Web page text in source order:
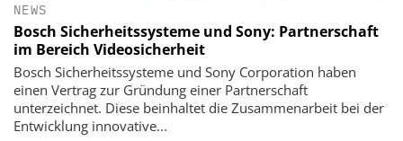
NEWS
Bosch Sicherheitssysteme und Sony: Partnerschaft
im Bereich Videosicherheit
Bosch Sicherheitssysteme und Sony Corporation haben
einen Vertrag zur Gründung einer Partnerschaft
unterzeichnet. Diese beinhaltet die Zusammenarbeit bei der
Entwicklung innovative...